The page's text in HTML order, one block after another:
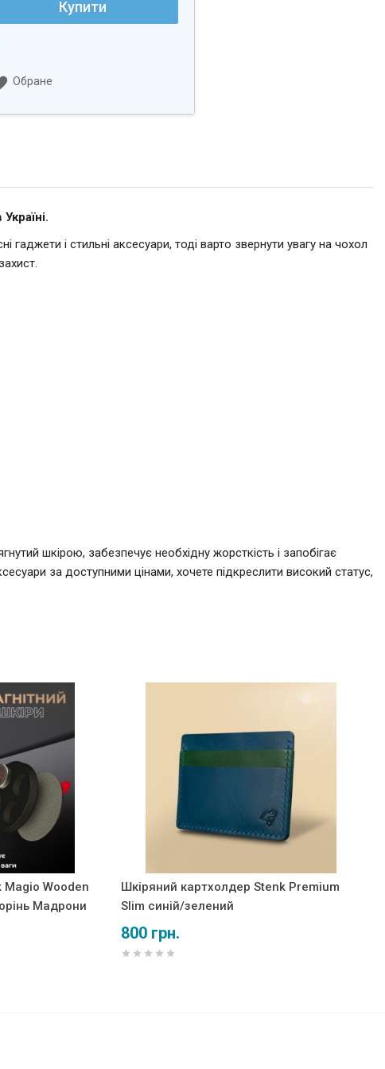
Купити
Обране
і стильні аксесуари, тоді варто звернути увагу на чохол
шкірою, забезпечує необхідну жорсткість і запобігає
за доступними цінами, хочете підкреслити високий статус,
Magio Wooden
Мадрони
Шкіряний картхолдер Stenk Premium
Slim синій/зелений
800 грн.